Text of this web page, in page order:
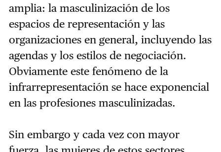
amplia: la masculinización de los
espacios de representación y las
organizaciones en general, incluyendo las
agendas y los estilos de negociación.
Obviamente este fenómeno de la
infrarrepresentación se hace exponencial
en las profesiones masculinizadas.
Sin embargo y cada vez con mayor